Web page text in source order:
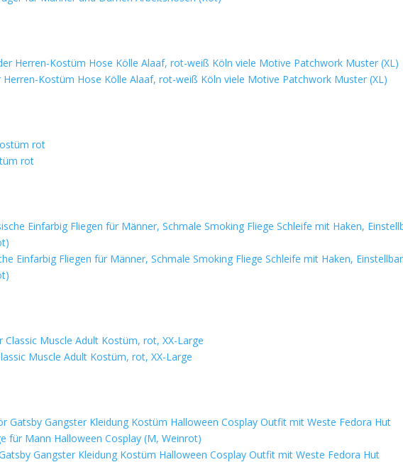
Kostüm Hose Kölle Alaaf, rot-weiß Köln viele Motive Patchwork Muster (XL)
rot
Einfarbig Fliegen für Männer, Schmale Smoking Fliege Schleife mit Haken, Einstellbar
Muscle Adult Kostüm, rot, XX-Large
Gangster Kleidung Kostüm Halloween Cosplay Outfit mit Weste Fedora Hut